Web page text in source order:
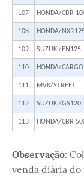
107 HONDA/CBR
108 HONDA/
109 SUZUKI/EN125
110 HONDA/
111 MVK/STREET
112 SUZUKI/GS120
113 HONDA/CBR
Observação:
venda diária do